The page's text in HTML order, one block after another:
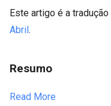
Este artigo é a tradução
Abril.
Resumo
Read More